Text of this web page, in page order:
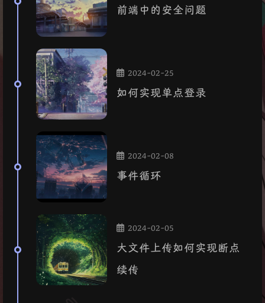
前端中的安全问题
2024-02-25
如何实现单点登录
2024-02-08
事件循环
2024-02-05
大文件上传如何实现断点
续传